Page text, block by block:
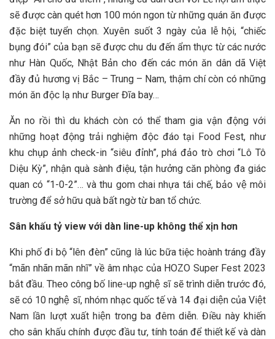
sẽ được càn quét hơn 100 món ngon từ những quán ăn được
đặc biệt tuyển chọn. Xuyên suốt 3 ngày của lễ hội, “chiếc
bụng đói” của bạn sẽ được chu du đến ẩm thực từ các nước
như Hàn Quốc, Nhật Bản cho đến các món ăn dân dã Việt
đầy đủ hương vị Bắc – Trung – Nam, thậm chí còn có những
món ăn độc lạ như Burger Đĩa bay…
Ăn no rồi thì du khách còn có thể tham gia vận động với
những hoạt động trải nghiệm độc đáo tại Food Fest, như
khu chụp ảnh check-in “siêu đỉnh”, phá đảo trò chơi “Lô Tô
Diệu Kỳ”, nhận quà sành điệu, tận hưởng căn phòng đa giác
quan có “1-0-2”… và thu gom chai nhựa tái chế, bảo vệ môi
trường để sở hữu quà bất ngờ từ ban tổ chức.
Sân khấu tỷ view với dàn line-up không thể xịn hơn
Khi phố đi bộ “lên đèn” cũng là lúc bữa tiệc hoành tráng đầy
“mãn nhãn mãn nhĩ” về âm nhạc của HOZO Super Fest 2023
bắt đầu. Theo công bố line-up nghệ sĩ sẽ trình diễn trước đó,
sẽ có 10 nghệ sĩ, nhóm nhạc quốc tế và 14 đại diện của Việt
Nam lần lượt xuất hiện trong ba đêm diễn. Điều này khiến
cho sân khấu chính được đầu tư, tính toán để thiết kế và dàn